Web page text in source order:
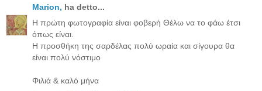
Μarion, ha detto...
Η πρώτη φωτογραφία είναι φοβερή Θέλω να το φάω έτσι
όπως είναι.
Η προσθήκη της σαρδέλας πολύ ωραία και σίγουρα θα
είναι πολύ νόστιμο
Φιλιά & καλό μήνα